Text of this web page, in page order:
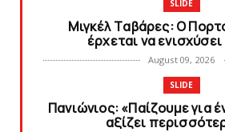
SLIDE
Mιγκέλ Tαβάρες: O
έρχεται να
August 09, 2026
SLIDE
Πανιώνιoς: «Παίζουμε για
αξίζει